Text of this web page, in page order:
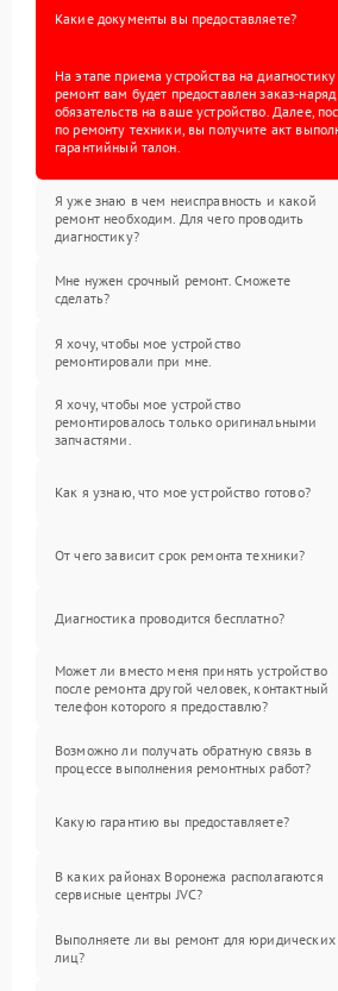
Какие документы вы предоставляете?
На этапе приема устройства на
ремонт вам будет предоставлен заказ-
обязательств на ваше устройство. Далее,
по ремонту техники, вы получите акт
гарантийный талон.
Я уже знаю в чем неисправность и какой
ремонт необходим. Для чего проводить
диагностику?
Мне нужен срочный ремонт. Сможете
сделать?
Я хочу, чтобы мое устройство
ремонтировали при мне.
Я хочу, чтобы мое устройство
ремонтировалось только оригинальными
запчастями.
Как я узнаю, что мое устройство готово?
От чего зависит срок ремонта техники?
Диагностика проводится бесплатно?
Может ли вместо меня принять устройство
после ремонта другой человек, контактный
телефон которого я предоставлю?
Возможно ли получать обратную связь в
процессе выполнения ремонтных работ?
Какую гарантию вы предоставляете?
В каких районах Воронежа располагаются
сервисные центры JVC?
Выполняете ли вы ремонт для юридических
лиц?